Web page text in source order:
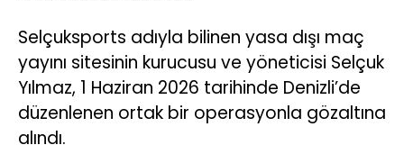
Selçuksports adıyla bilinen yasa dışı maç
yayını sitesinin kurucusu ve yöneticisi Selçuk
Yılmaz, 1 Haziran 2026 tarihinde Denizli’de
düzenlenen ortak bir operasyonla gözaltına
alındı.